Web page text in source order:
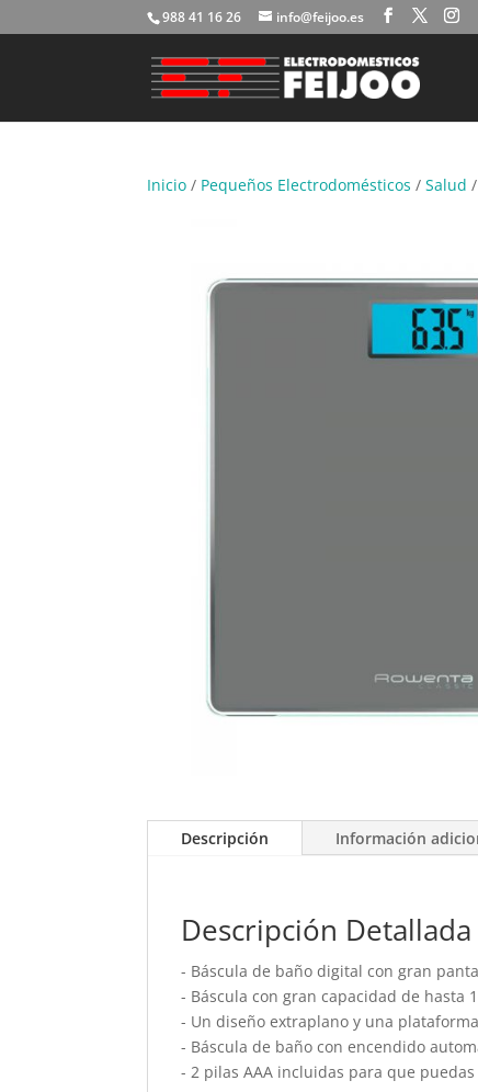
988 41 16 26 info@feijoo.es
Inicio / Pequeños Electrodomésticos /Salud /
Descripción Información
Descripción Detallada
- Báscula de baño digital con gran
- Báscula con gran capacidad de hasta
- Un diseño extraplano y una
- Báscula de baño con encendido
- 2 pilas AAA incluidas para que